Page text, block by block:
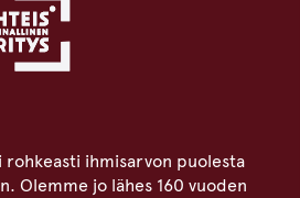
rohkeasti ihmisarvon puolesta
Olemme jo lähes 160 vuoden